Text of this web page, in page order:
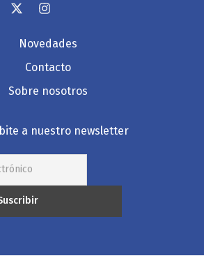
Novedades
Contacto
Sobre nosotros
a nuestro newsletter